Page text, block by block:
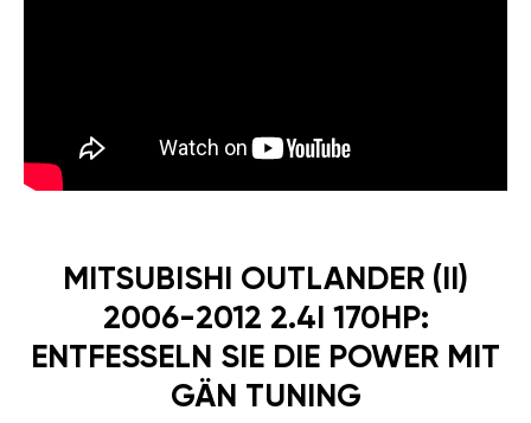
MITSUBISHI OUTLANDER (II)
2006-2012 2.4I 170HP:
ENTFESSELN SIE DIE POWER MIT
GÄN TUNING